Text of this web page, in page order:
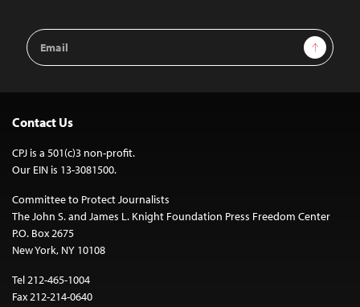
Email
Address
Sign Up
Contact Us
CPJ is a 501(c)3 non-profit.
Our EIN is 13-3081500.
Committee to Protect Journalists
The John S. and James L. Knight Foundation Press Freedom Center
P.O. Box 2675
New York, NY 10108
Tel 212-465-1004
Fax 212-214-0640